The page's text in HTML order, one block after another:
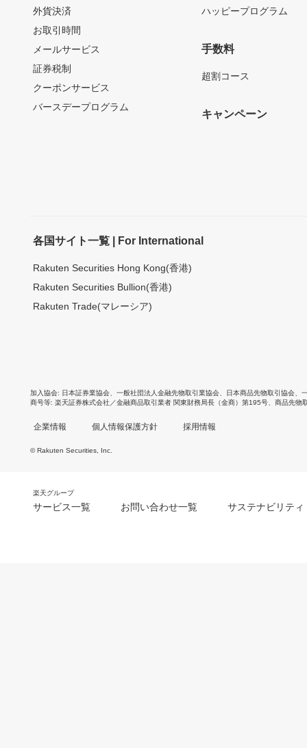
外貨決済
お取引時間
メールサービス
証券税制
クーポンサービス
バースデープログラム
ハッピープログラム
手数料
超割コース
キャンペーン
各国サイト一覧 | For International
Rakuten Securities Hong Kong(香港)
Rakuten Securities Bullion(香港)
Rakuten Trade(マレーシア)
加入協会 日本証券業協会 一般社団法人金融先物取引業協会 日本商品先物取引協会
商号等 楽天証券株式会社／金融商品取引業者 関東財務局長（金商）第195号、商品先物
企業情報 個人情報保護方針 採用情報
© Rakuten Securities, Inc.
楽天グループ
サービス一覧 お問い合わせ一覧 サステナビリティ